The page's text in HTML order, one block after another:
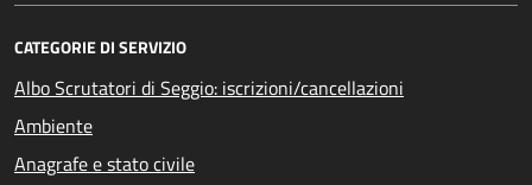
CATEGORIE DI SERVIZIO
Albo Scrutatori di Seggio: iscrizioni/cancellazioni
Ambiente
Anagrafe e stato civile